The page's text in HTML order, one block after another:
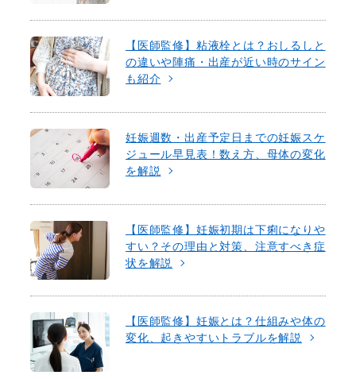
【医師監修】粘液栓とは？おしるしと
の違いや陣痛・出産が近い時のサイン
も紹介
妊娠週数・出産予定日までの妊娠スケ
ジュール早見表！数え方、母体の変化
を解説
【医師監修】妊娠初期は下痢になりや
すい？その理由と対策、注意すべき症
状を解説
【医師監修】妊娠とは？仕組みや体の
変化、起きやすいトラブルを解説